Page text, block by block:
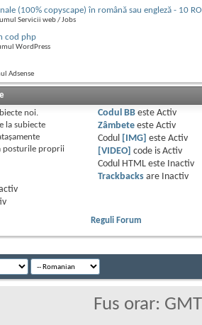
(100% copyscape) în română sau engleză - 10
Servicii web / Jobs
cod php
WordPress
Adsense
noi.
la subiecte
posturile proprii
Codul BBeste Activ
Zâmbeteeste Activ
Codul
[IMG] este Activ
[VIDEO]
code is Activ
Codul HTML este
Inactiv
Trackbacksare
Inactiv
Reguli Forum
Fus orar: